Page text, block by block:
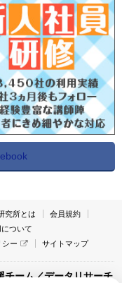
究所とは
会員規約
ついて
シー サイトマップ
チーム／データリサーチ